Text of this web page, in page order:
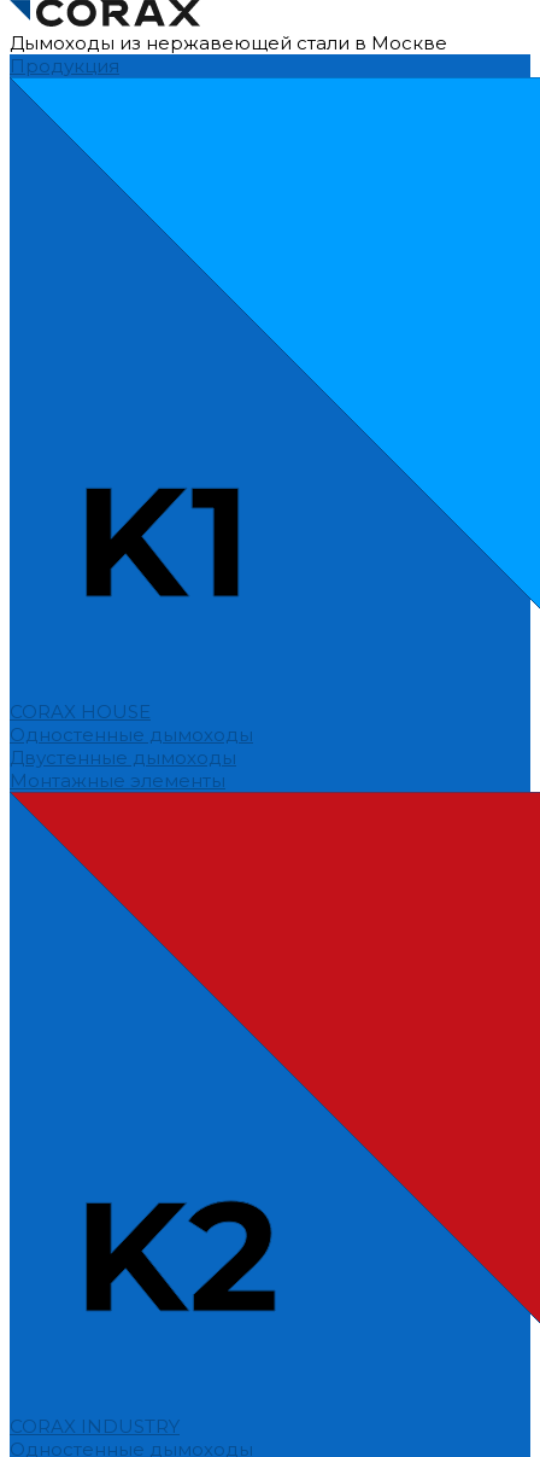
Дымоходы из нержавеющей стали в Москве
Продукция
CORAX HOUSE
Одностенные дымоходы
Двустенные дымоходы
Монтажные элементы
CORAX INDUSTRY
Одностенные дымоходы